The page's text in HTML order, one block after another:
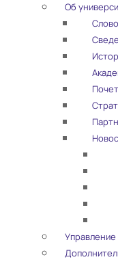
Об
Управление